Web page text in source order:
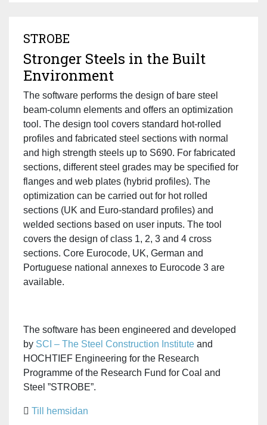
STROBE
Stronger Steels in the Built
Environment
The software performs the design of bare steel
beam-column elements and offers an optimization
tool. The design tool covers standard hot-rolled
profiles and fabricated steel sections with normal
and high strength steels up to S690. For fabricated
sections, different steel grades may be specified for
flanges and web plates (hybrid profiles). The
optimization can be carried out for hot rolled
sections (UK and Euro-standard profiles) and
welded sections based on user inputs. The tool
covers the design of class 1, 2, 3 and 4 cross
sections. Core Eurocode, UK, German and
Portuguese national annexes to Eurocode 3 are
available.
The software has been engineered and developed
by SCI – The Steel Construction Institute and
HOCHTIEF Engineering for the Research
Programme of the Research Fund for Coal and
Steel ”STROBE”.
Till hemsidan